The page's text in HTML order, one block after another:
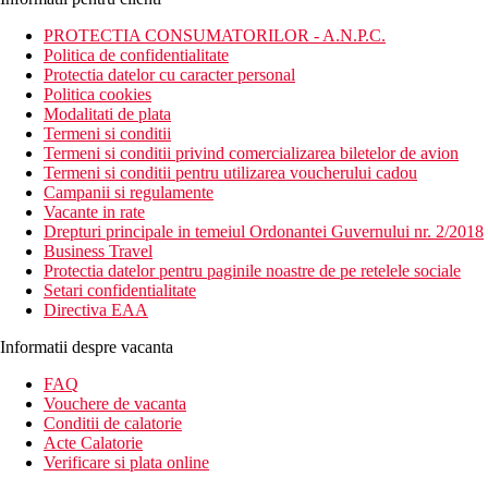
PROTECTIA CONSUMATORILOR - A.N.P.C.
Politica de confidentialitate
Protectia datelor cu caracter personal
Politica cookies
Modalitati de plata
Termeni si conditii
Termeni si conditii privind comercializarea biletelor de avion
Termeni si conditii pentru utilizarea voucherului cadou
Campanii si regulamente
Vacante in rate
Drepturi principale in temeiul Ordonantei Guvernului nr. 2/2018
Business Travel
Protectia datelor pentru paginile noastre de pe retelele sociale
Setari confidentialitate
Directiva EAA
Informatii despre vacanta
FAQ
Vouchere de vacanta
Conditii de calatorie
Acte Calatorie
Verificare si plata online